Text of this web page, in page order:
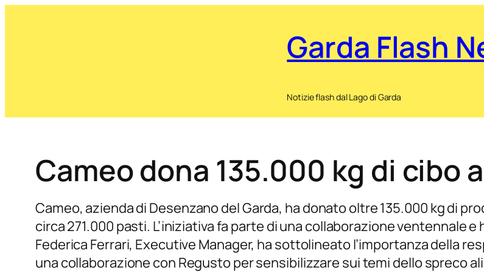
Garda Flash
Notizie flash dal Lago di Garda
Cameo dona 135.000 kg di cibo
Cameo, azienda di Desenzano del Garda, ha donato oltre 135.000 kg di
circa 271.000 pasti. L’iniziativa fa parte di una collaborazione ventennale
Federica Ferrari, Executive Manager, ha sottolineato l’importanza della
una collaborazione con Regusto per sensibilizzare sui temi dello spreco